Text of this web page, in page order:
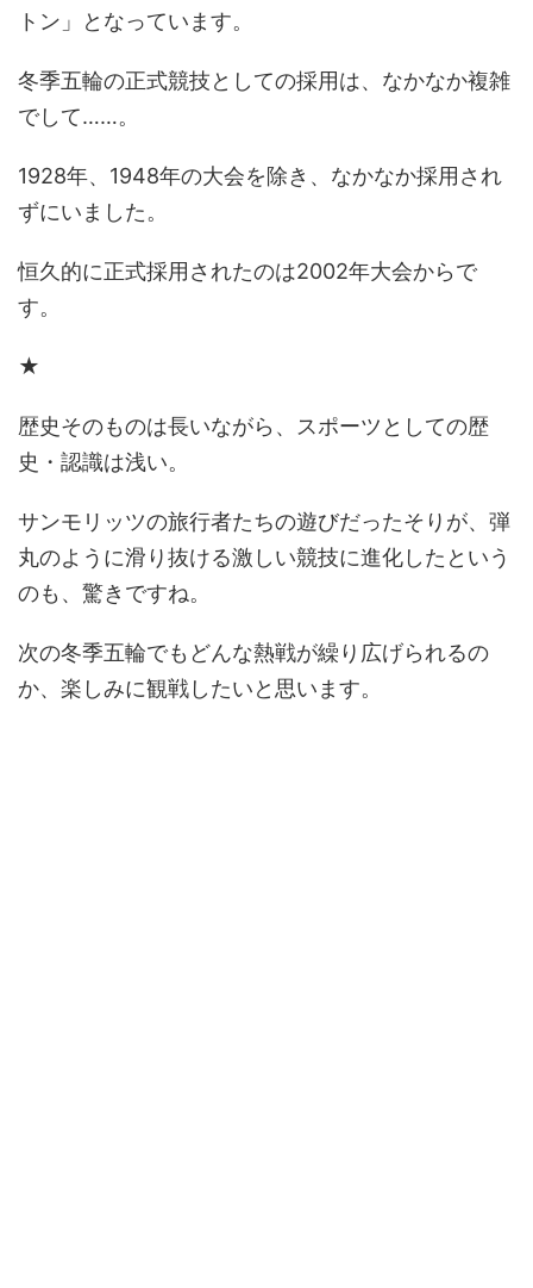
トン」となっています。
冬季五輪の正式競技としての採用は、なかなか複雑
でして……。
1928年、1948年の大会を除き、なかなか採用され
ずにいました。
恒久的に正式採用されたのは2002年大会からで
す。
★
歴史そのものは長いながら、スポーツとしての歴
史・認識は浅い。
サンモリッツの旅行者たちの遊びだったそりが、弾
丸のように滑り抜ける激しい競技に進化したという
のも、驚きですね。
次の冬季五輪でもどんな熱戦が繰り広げられるの
か、楽しみに観戦したいと思います。